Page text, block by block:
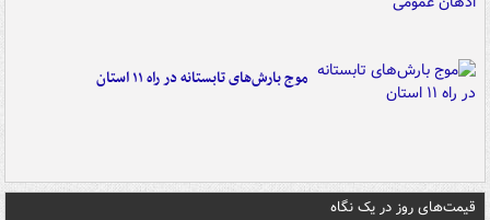
موج بارش‌های تابستانه در راه ۱۱ استان
قیمت‌های روز در یک نگاه